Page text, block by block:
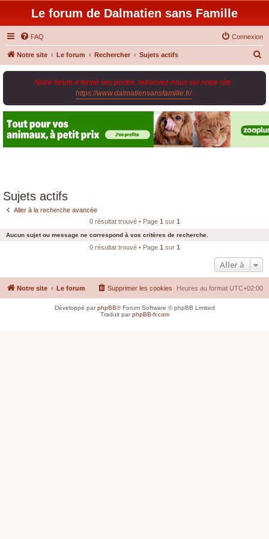
Le forum de Dalmatien sans Famille
FAQ Connexion
Notre site Le forum Rechercher Sujets actifs
e
r
Notre forum a fermé ses portes, retrouvez-nous sur notre site :
https://www.dalmatiensansfamille.fr/.
Sujets actifs
Aller à la recherche avancée
0 résultat trouvé • Page 1 sur 1
Aucun sujet ou message ne correspond à vos critères de recherche.
0 résultat trouvé • Page 1 sur 1
Aller à
Notre site Le forum Heures au format UTC+02:00
Supprimer les cookies
Développé parphpBB® Forum Software © phpBB Limited
Traduit parphpBB-fr.com